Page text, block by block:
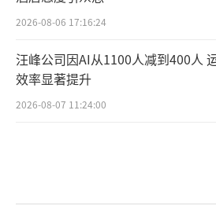
2026-08-06 17:16:24
汪峰公司因AI从1100人减到400人
效率显著提升
2026-08-07 11:24:00